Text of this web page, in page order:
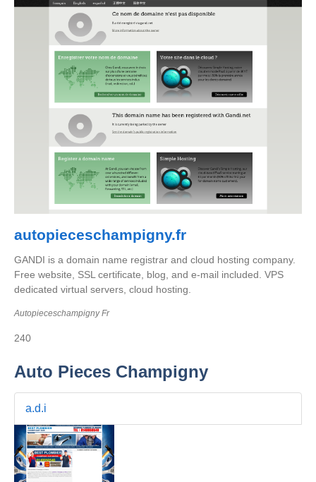
autopieceschampigny.fr
GANDI is a domain name registrar and cloud hosting company.
Free website, SSL certificate, blog, and e-mail included. VPS
dedicated virtual servers, cloud hosting.
Autopieceschampigny Fr
240
Auto Pieces Champigny
a.d.i